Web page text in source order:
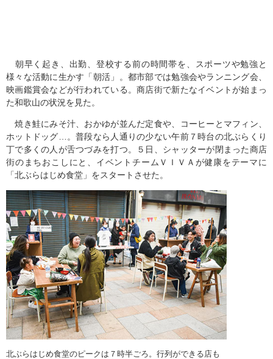
朝早く起き、出勤、登校する前の時間帯を、スポーツや勉強と
様々な活動に生かす「朝活」。都市部では勉強会やランニング会、
映画鑑賞会などが行われている。商店街で新たなイベントが始まっ
た和歌山の状況を見た。
焼き鮭にみそ汁、おかゆが並んだ定食や、コーヒーとマフィン、
ホットドッグ…。普段なら人通りの少ない午前７時台の北ぶらくり
丁で多くの人が舌つづみを打つ。５日、シャッターが閉まった商店
街のまちおこしにと、イベントチームＶＩＶＡが健康をテーマに
「北ぶらはじめ食堂」をスタートさせた。
北ぶらはじめ食堂のピークは７時半ごろ。行列ができる店も